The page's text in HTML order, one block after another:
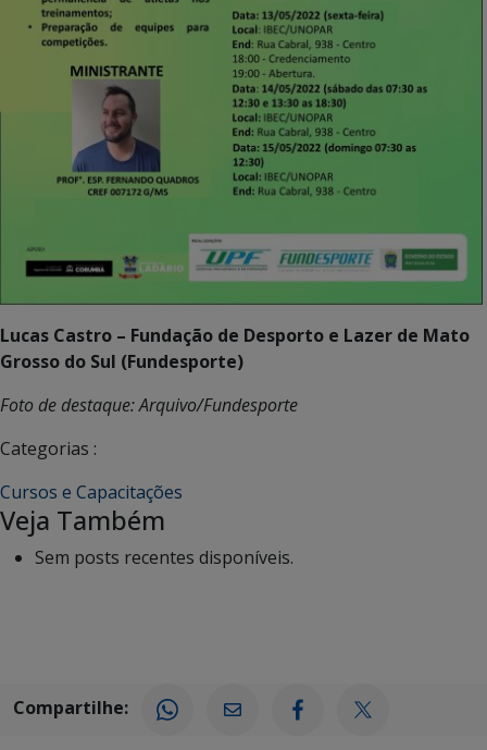
Lucas Castro – Fundação de Desporto e Lazer de Mato
Grosso do Sul (Fundesporte)
Foto de destaque: Arquivo/Fundesporte
Categorias :
Cursos e Capacitações
Veja Também
Sem posts recentes disponíveis.
Compartilhe: